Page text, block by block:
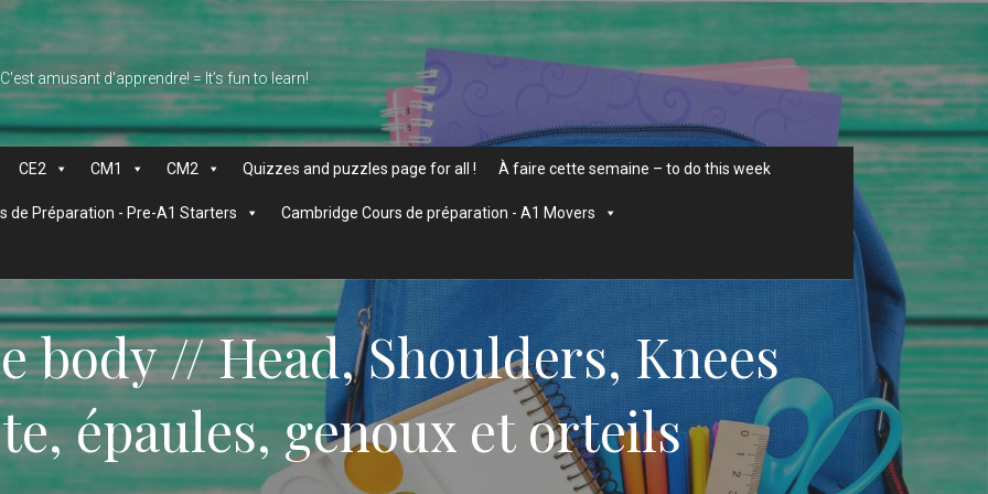
amusant d'apprendre! = It’s fun to learn!
CE2 CM1 CM2 Quizzes and puzzles page for all ! À faire cette semaine – to do this week
de Préparation - Pre-A1 Starters Cambridge Cours de préparation - A1 Movers
body // Head, Shoulders, Knees
épaules, genoux et orteils